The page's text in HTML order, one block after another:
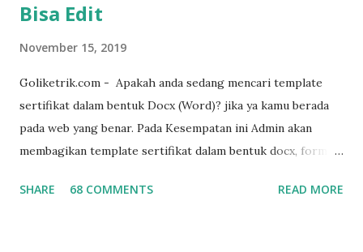
Bisa Edit
November 15, 2019
Goliketrik.com - Apakah anda sedang mencari template
sertifikat dalam bentuk Docx (Word)? jika ya kamu berada
pada web yang benar. Pada Kesempatan ini Admin akan
membagikan template sertifikat dalam bentuk docx, format
untuk diedit ulang sesuai dengan kebutuhan. template ini
SHARE 68 COMMENTS READ MORE